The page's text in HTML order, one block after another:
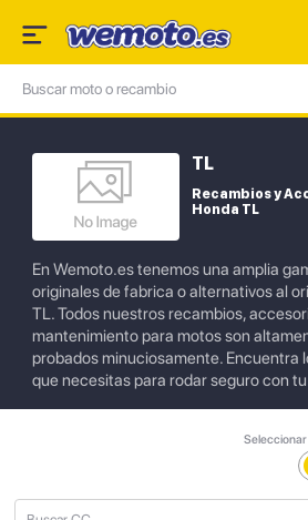
TL
Recambios y
Honda TL
En Wemoto.es tenemos una amplia
originales de fabrica o alternativos al
TL. Todos nuestros recambios,
mantenimiento para motos son
probados minuciosamente. Encuentra
que necesitas para rodar seguro con